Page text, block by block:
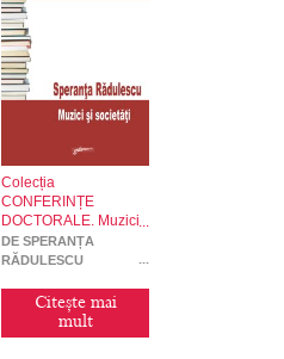
Colecția
CONFERINȚE
DOCTORALE. Muzici
și societăți
DE SPERANȚA
RĂDULESCU
Citește mai
mult